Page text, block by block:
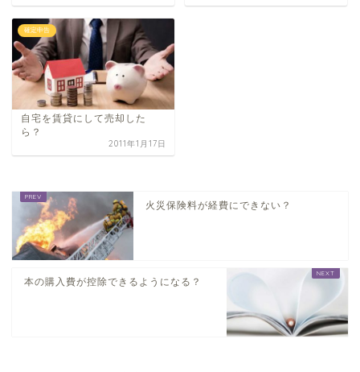
確定申告
自宅を賃貸にして売却した
ら？
2011年1月17日
火災保険料が経費にできない？
本の購入費が控除できるようになる？